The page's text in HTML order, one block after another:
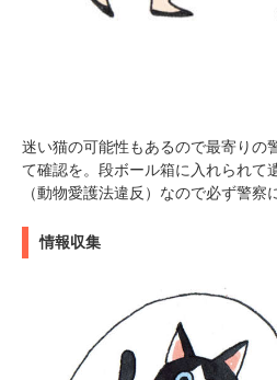
迷い猫の可能性もあるので最寄りの
て確認を。段ボール箱に入れられて
（動物愛護法違反）なので必ず警察
情報収集